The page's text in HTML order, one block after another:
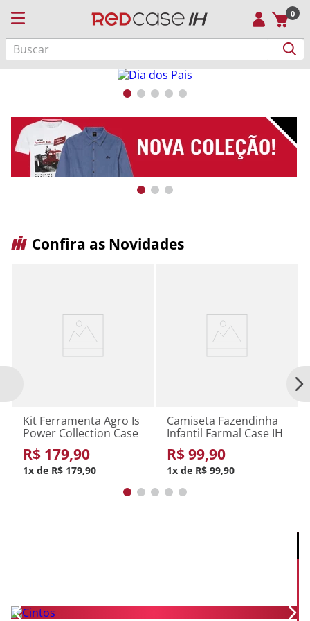
0
Buscar
Confira as Novidades
Kit Ferramenta Agro Is
Power Collection Case
Ih
R$ 179,90
1 R$ 179,90
2 anos
Camiseta Fazendinha
Infantil Farmal Case IH
R$99,90
1 R$ 99,90